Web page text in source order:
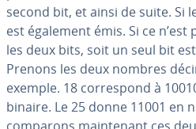
second bit, et ainsi de suite. Si
est également émis. Si ce
les deux bits, soit un seul bit
Prenons les deux nombres
exemple. 18 cor­res­pond à
binaire. Le 25 donne 11001 en